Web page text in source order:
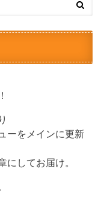
ーをメインに更新
にしてお届け。